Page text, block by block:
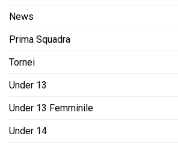
News
Prima Squadra
Tornei
Under 13
Under 13 Femminile
Under 14